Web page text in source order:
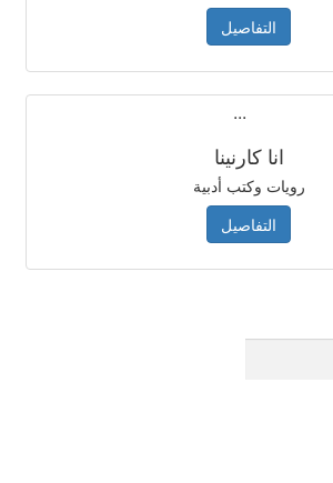
التفاصيل
انا كارنينا
رويات وكتب أدبية
التفاصيل